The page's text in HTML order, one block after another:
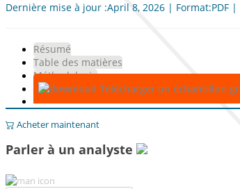
Dernière mise à jour :April 8, 2026 | Format:PDF
Résumé
Table des matières
Méthodologie
Télécharger un échantillon
Acheter maintenant
Parler à un analyste